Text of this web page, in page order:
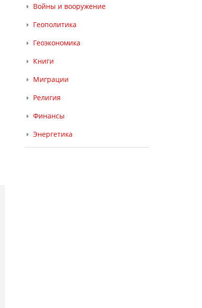
Войны и вооружение
Геополитика
Геоэкономика
Книги
Миграции
Религия
Финансы
Энергетика